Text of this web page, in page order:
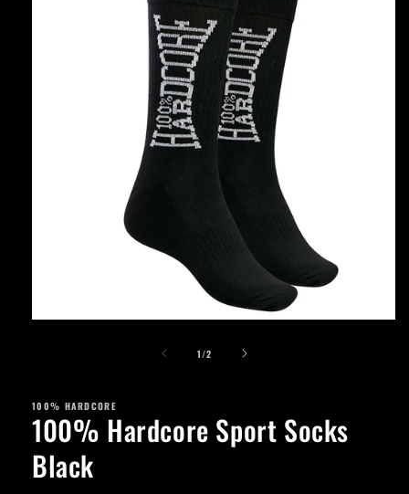
modale
1 /su
2
100% HARDCORE
100% Hardcore Sport Socks
Black